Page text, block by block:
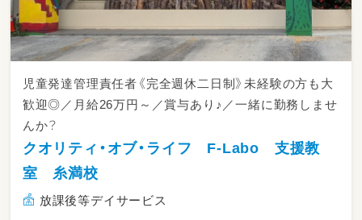
児童発達管理責任者《完全週休二日制》未経験の方も大
歓迎◎／月給26万円～／賞与あり♪／一緒に勤務しませ
んか？
クオリティ・オブ・ライフ F-Labo 支援教
室 糸満校
放課後等デイサービス